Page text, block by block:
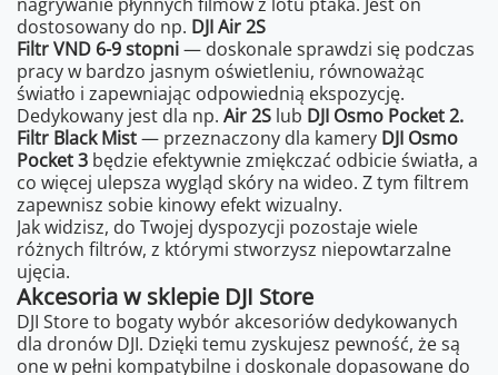
dostosowany do np. DJI Air 2S
Filtr VND 6-9 stopni— doskonale sprawdzi się podczas
pracy w bardzo jasnym oświetleniu, równoważąc
światło i zapewniając odpowiednią ekspozycję.
Dedykowany jest dla np. Air 2S lub DJI Osmo Pocket 2.
Filtr Black Mist— przeznaczony dla kamery DJI Osmo
Pocket 3 będzie efektywnie zmiękczać odbicie światła, a
co więcej ulepsza wygląd skóry na wideo. Z tym filtrem
zapewnisz sobie kinowy efekt wizualny.
Jak widzisz, do Twojej dyspozycji pozostaje wiele
różnych filtrów, z którymi stworzysz niepowtarzalne
ujęcia.
Akcesoria w sklepie DJI Store
DJI Store to bogaty wybór akcesoriów dedykowanych
dla dronów DJI. Dzięki temu zyskujesz pewność, że są
one w pełni kompatybilne i doskonale dopasowane do